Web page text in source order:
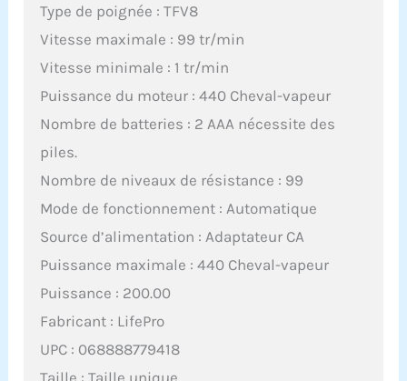
Type de poignée : TFV8
Vitesse maximale : 99 tr/min
Vitesse minimale : 1 tr/min
Puissance du moteur : 440 Cheval-vapeur
Nombre de batteries : 2 AAA nécessite des
piles.
Nombre de niveaux de résistance : 99
Mode de fonctionnement : Automatique
Source d’alimentation : Adaptateur CA
Puissance maximale : 440 Cheval-vapeur
Puissance : 200.00
Fabricant : LifePro
UPC : 068888779418
Taille : Taille unique